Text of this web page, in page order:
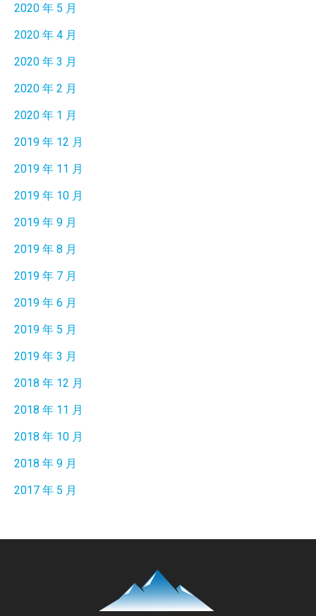
2020 年 5 月
2020 年 4 月
2020 年 3 月
2020 年 2 月
2020 年 1 月
2019 年 12 月
2019 年 11 月
2019 年 10 月
2019 年 9 月
2019 年 8 月
2019 年 7 月
2019 年 6 月
2019 年 5 月
2019 年 3 月
2018 年 12 月
2018 年 11 月
2018 年 10 月
2018 年 9 月
2017 年 5 月